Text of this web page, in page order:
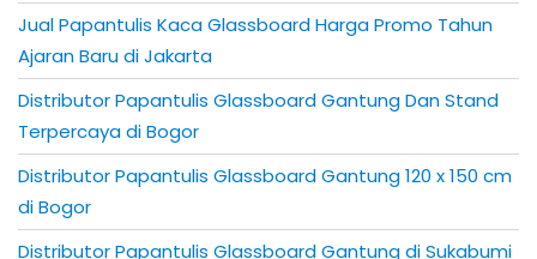
Jual Papantulis Kaca Glassboard Harga Promo Tahun
Ajaran Baru di Jakarta
Distributor Papantulis Glassboard Gantung Dan Stand
Terpercaya di Bogor
Distributor Papantulis Glassboard Gantung 120 x 150 cm
di Bogor
Distributor Papantulis Glassboard Gantung di Sukabumi